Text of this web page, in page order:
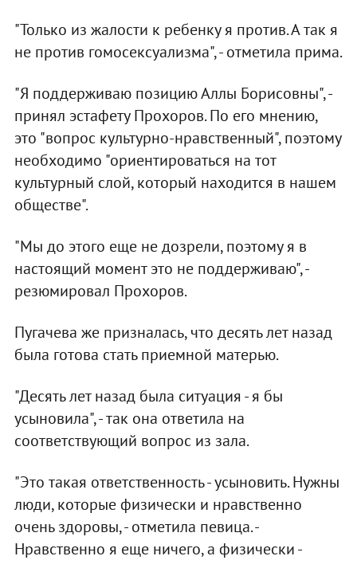
"Только из жалости к ребенку я против. А так я
не против гомосексуализма", - отметила прима.
"Я поддерживаю позицию Аллы Борисовны", -
принял эстафету Прохоров. По его мнению,
это "вопрос культурно-нравственный", поэтому
необходимо "ориентироваться на тот
культурный слой, который находится в нашем
обществе".
"Мы до этого еще не дозрели, поэтому я в
настоящий момент это не поддерживаю", -
резюмировал Прохоров.
Пугачева же призналась, что десять лет назад
была готова стать приемной матерью.
"Десять лет назад была ситуация - я бы
усыновила", - так она ответила на
соответствующий вопрос из зала.
"Это такая ответственность - усыновить. Нужны
люди, которые физически и нравственно
очень здоровы, - отметила певица. -
Нравственно я еще ничего, а физически -